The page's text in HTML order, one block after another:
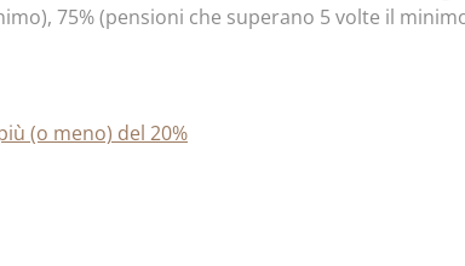
75% (pensioni che superano 5 volte il
(o meno) del 20%